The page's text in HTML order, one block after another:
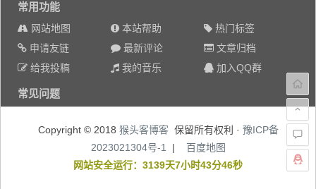
常用功能
网站地图 本站帮助
热门标签
申请友链
最新评论
文章归档
给我投稿
我的音乐 加入QQ群
常见问题
Copyright © 2018 猴头客博客保留所有权利 · 豫ICP备
2023021304号-1 |
百度地图
网站安全运行：3139天7小时43分46秒